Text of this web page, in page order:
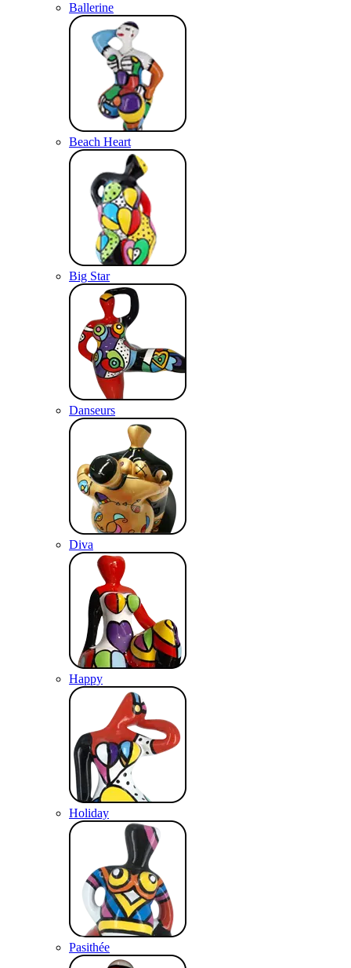
Ballerine
Beach Heart
Big Star
Danseurs
Diva
Happy
Holiday
Pasithée